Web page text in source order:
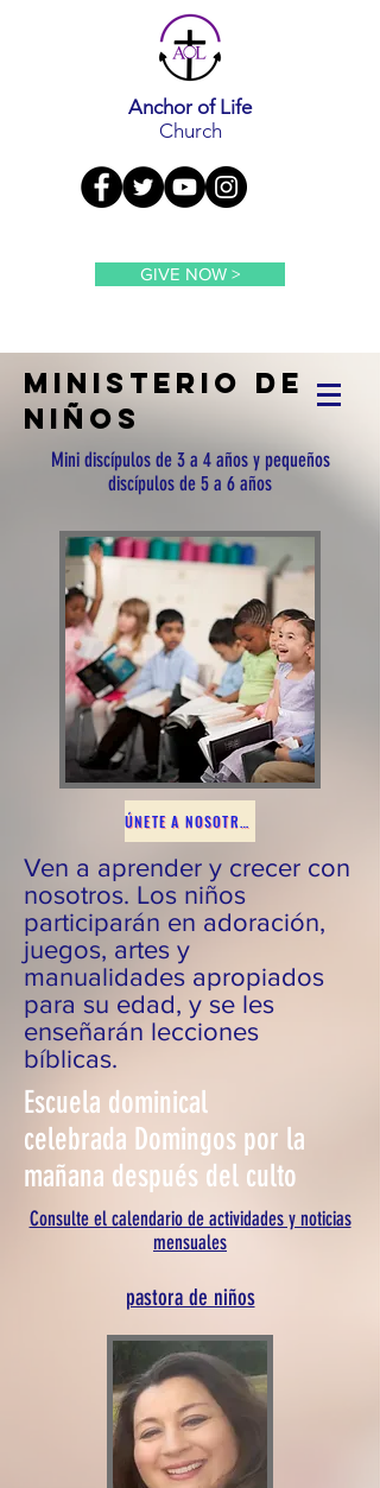
Anchor of Life
Church
GIVE NOW >
ministerio de
niños
Mini discípulos de 3 a 4 años y pequeños
discípulos de 5 a 6 años
ÚNETE A NOSOTROS
Ven a aprender y crecer con
nosotros. Los niños
participarán en adoración,
juegos, artes y
manualidades apropiados
para su edad, y se les
enseñarán lecciones
bíblicas.
Escuela dominical
celebrada Domingos por la
mañana después del culto
Consulte el calendario de actividades y noticias
mensuales
pastora de niños